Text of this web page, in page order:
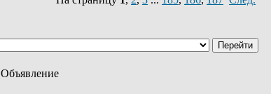
Объявление